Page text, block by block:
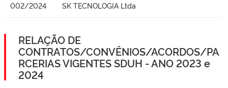
002/2024 SK TECNOLOGIA Ltda
RELAÇÃO DE
CONTRATOS/CONVÊNIOS/ACORDOS/PA
RCERIAS VIGENTES SDUH - ANO 2023 e
2024